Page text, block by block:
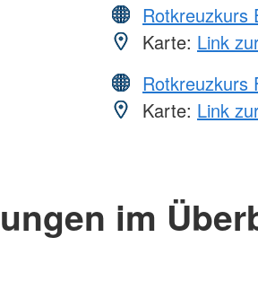
Rotkreuzkurs
Karte: Link
Rotkreuzkurs
Karte: Link
im